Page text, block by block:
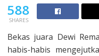
588
SHARES
Bekas juara Dewi
habis-habis